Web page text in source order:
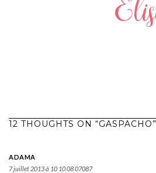
12 THOUGHTS ON “GASPACHO”
ADAMA
7 juillet 2013 à 10 10 08 07087